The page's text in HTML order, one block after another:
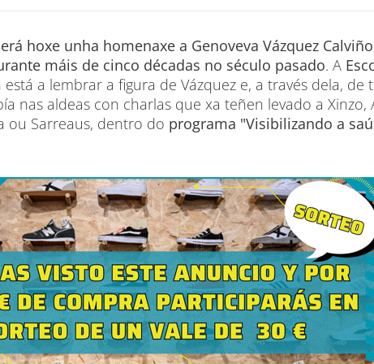
hoxe unha homenaxe a Genoveva Vázquez
máis de cinco décadas no século pasado. A
a lembrar a figura de Vázquez e, a través dela, de
nas aldeas con charlas que xa teñen levado a Xinzo,
ou Sarreaus, dentro do programa "Visibilizando a